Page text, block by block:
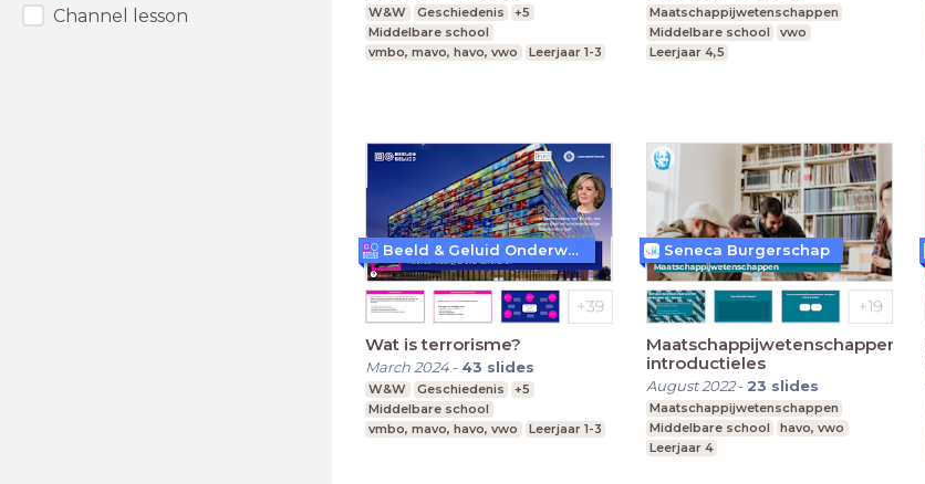
Channel lesson
W&W Geschiedenis
+5
Middelbare school
vmbo, mavo, havo, vwo
Leerjaar 1-3
Maatschappijwetenschappen
Middelbare school
vwo
Leerjaar 4,5
Wat is terrorisme?
March 2024- 43 slides
W&W Geschiedenis
+5
Middelbare school
vmbo, mavo, havo, vwo
Leerjaar 1-3
Beeld & Geluid Onderwijs
Maatschappijwetenschappen
introductieles
August 2022- 23 slides
Maatschappijwetenschappen
Middelbare school
havo, vwo
Leerjaar 4
Seneca Burgerschap